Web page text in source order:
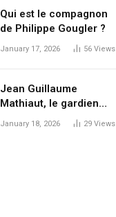
Qui est le compagnon
de Philippe Gougler ?
January 17, 2026 56 Views
Jean Guillaume
Mathiaut, le gardien
silencieux de l’âme
January 18, 2026 29 Views